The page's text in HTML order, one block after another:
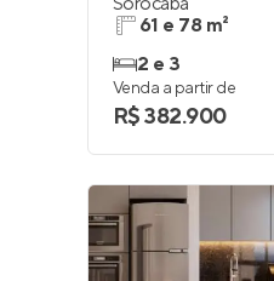
61 e 78 m²
2 e 3
Venda a partir de
R$ 382.900